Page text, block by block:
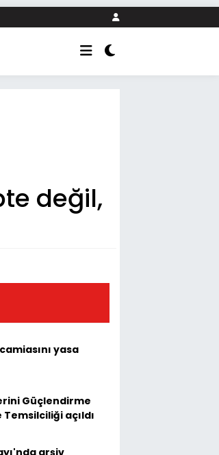
değil,
yasa
Güçlendirme
açıldı
arşiv